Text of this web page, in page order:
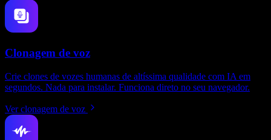
Clonagem de voz
Crie clones de vozes humanas de altíssima qualidade com IA em
segundos. Nada para instalar. Funciona direto no seu navegador.
Ver clonagem de voz